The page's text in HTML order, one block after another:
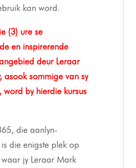
kan word.
(3) ure se
en inspirerende
deur Leraar
asook sommige van sy
word by hierdie kursus
die aanlyn-
is die enigste plek op
waar jy Leraar Mark